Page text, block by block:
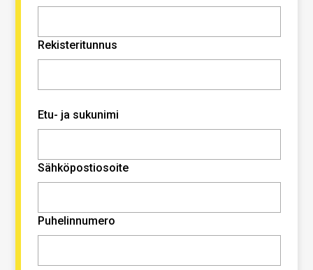
Rekisteritunnus
Etu- ja sukunimi
Sähköpostiosoite
Puhelinnumero